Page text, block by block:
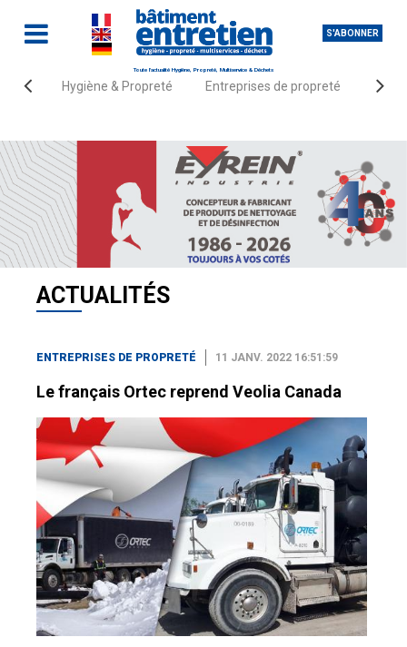
S'ABONNER
Toute l'actualité Hygiène, Propreté, Multiservice & Déchets
Hygiène & Propreté Entreprises de propreté
Accueil Actualités Entreprises de propreté
ACTUALITÉS
ENTREPRISES DE PROPRETÉ 11 JANV. 2022 16:51:59
Le français Ortec reprend Veolia Canada